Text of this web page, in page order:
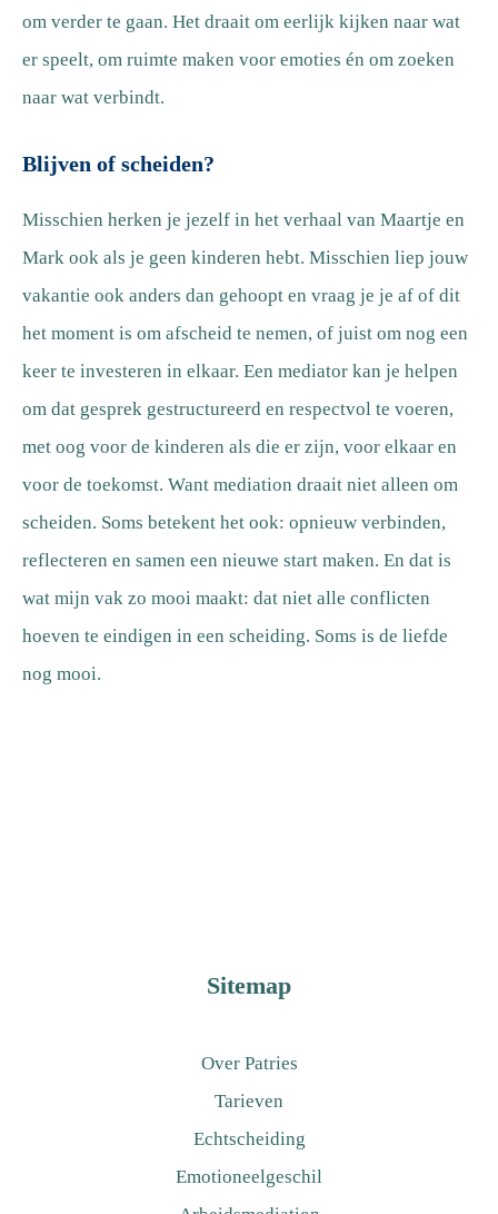
om verder te gaan. Het draait om eerlijk kijken naar wat
er speelt, om ruimte maken voor emoties én om zoeken
naar wat verbindt.
Blijven of scheiden?
Misschien herken je jezelf in het verhaal van Maartje en
Mark ook als je geen kinderen hebt. Misschien liep jouw
vakantie ook anders dan gehoopt en vraag je je af of dit
het moment is om afscheid te nemen, of juist om nog een
keer te investeren in elkaar. Een mediator kan je helpen
om dat gesprek gestructureerd en respectvol te voeren,
met oog voor de kinderen als die er zijn, voor elkaar en
voor de toekomst. Want mediation draait niet alleen om
scheiden. Soms betekent het ook: opnieuw verbinden,
reflecteren en samen een nieuwe start maken. En dat is
wat mijn vak zo mooi maakt: dat niet alle conflicten
hoeven te eindigen in een scheiding. Soms is de liefde
nog mooi.
Sitemap
Over Patries
Tarieven
Echtscheiding
Emotioneelgeschil